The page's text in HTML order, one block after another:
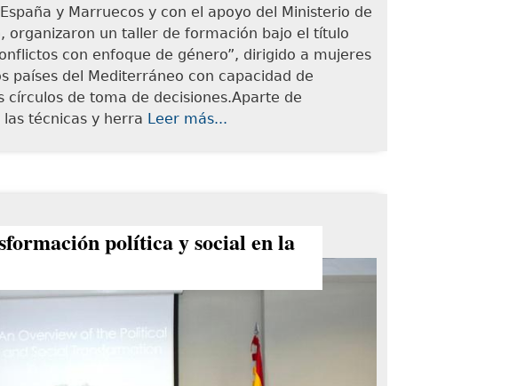
y Marruecos y con el apoyo del Ministerio de
organizaron un taller de formación bajo el título
con enfoque de género”, dirigido a mujeres
países del Mediterráneo con capacidad de
círculos de toma de decisiones.Aparte de
técnicas y herra Leer más...
política y social en la